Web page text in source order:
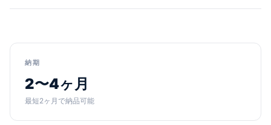
納期
2〜4ヶ月
最短2ヶ月で納品可能